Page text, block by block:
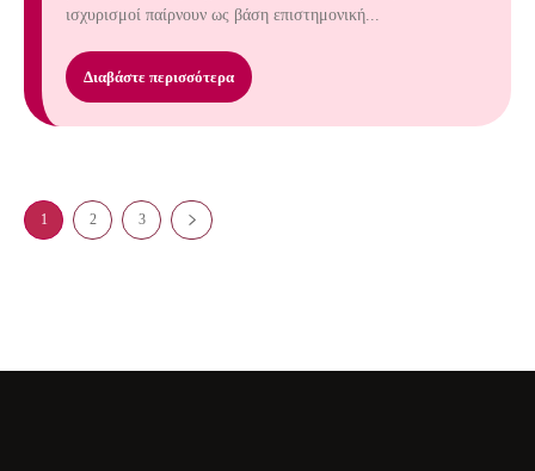
ισχυρισμοί παίρνουν ως βάση επιστημονική...
Διαβάστε περισσότερα
1 2 3